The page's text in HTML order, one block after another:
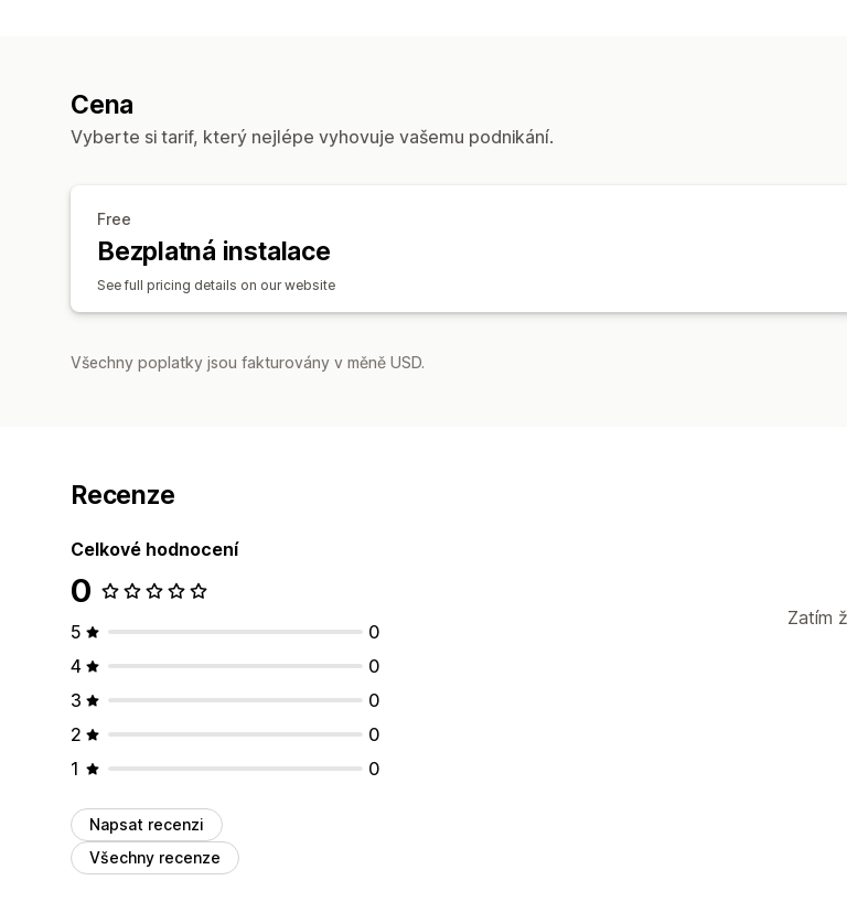
Cena
Vyberte si tarif, který nejlépe vyhovuje vašemu podnikání.
Free
Bezplatná instalace
See full pricing details on our website
Všechny poplatky jsou fakturovány v měně USD.
Recenze
Celkové hodnocení
0
5
0
4
0
3
0
2
0
1
0
Napsat recenzi
Všechny recenze
Zatím